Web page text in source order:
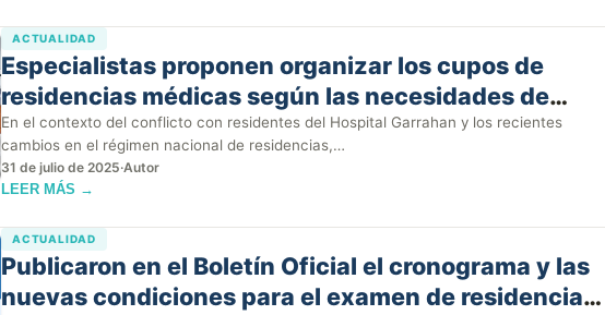
ACTUALIDAD
Especialistas proponen organizar los cupos de
residencias médicas según las necesidades de
cada región
En el contexto del conflicto con residentes del Hospital Garrahan y los recientes
cambios en el régimen nacional de residencias,…
31 de julio de 2025·Autor
LEER MÁS →
ACTUALIDAD
Publicaron en el Boletín Oficial el cronograma y las
nuevas condiciones para el examen de residencias